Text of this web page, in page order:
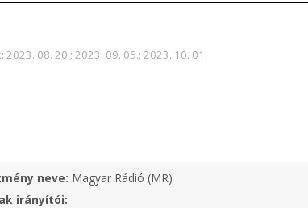
2023. 08. 20.; 2023. 09. 05.; 2023. 10. 01.
neve: Magyar Rádió (MR)
irányítói: